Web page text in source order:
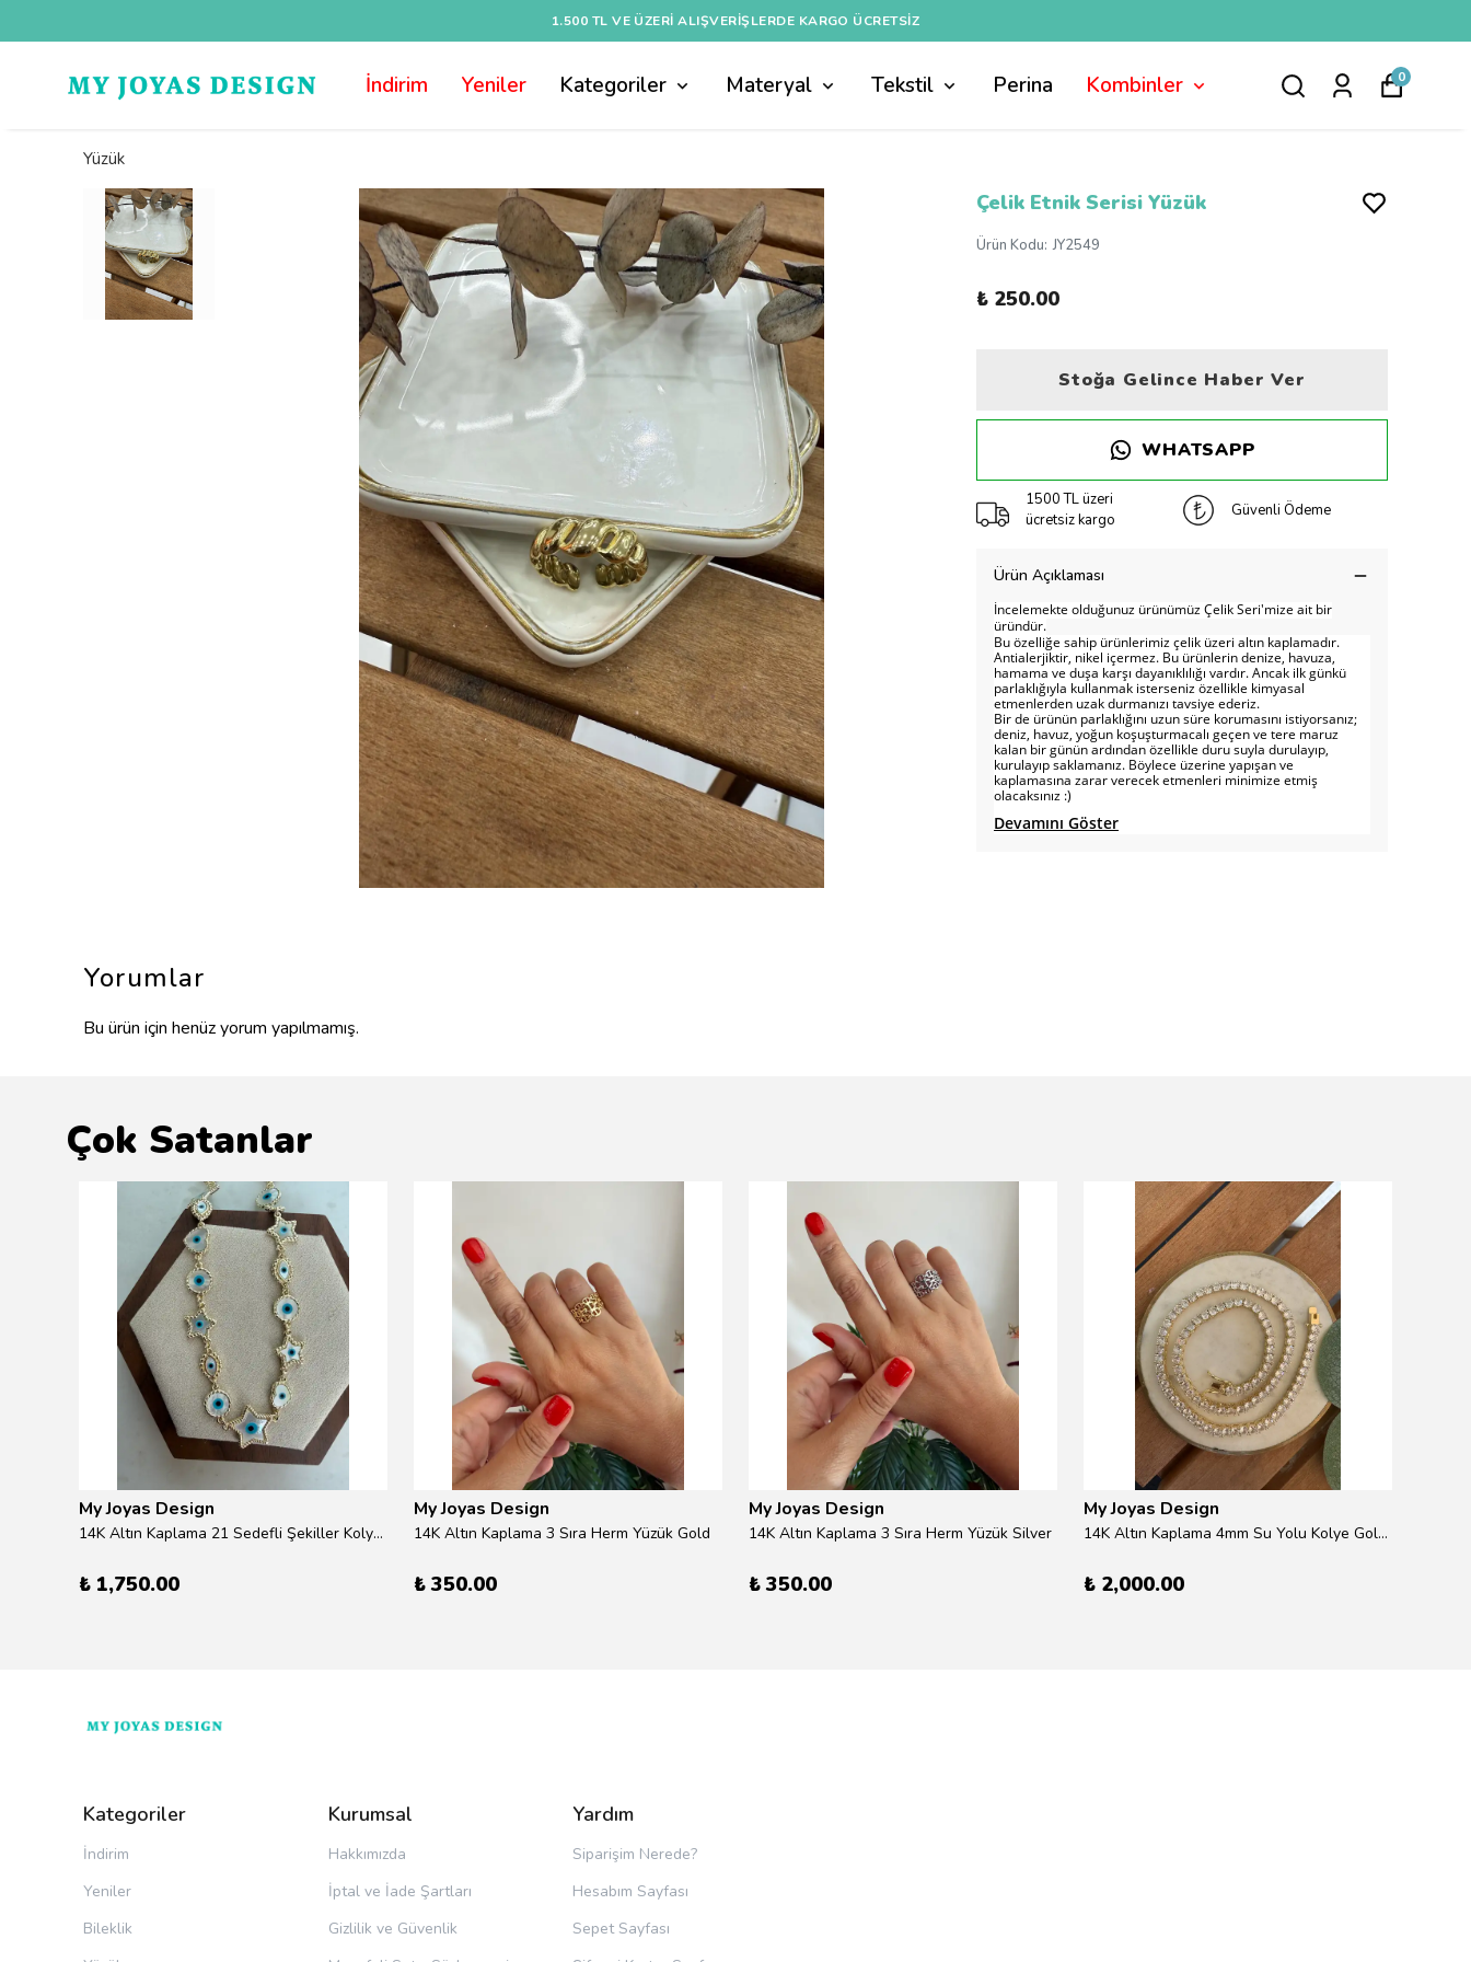
1.500 TL VE ÜZERI ALIŞVERIŞLERDE KARGO ÜCRETSİZ
İndirim Yeniler Kategoriler Materyal Tekstil Perina Kombinler 0
Yüzük
Çelik Etnik Serisi Yüzük
Ürün Kodu: JY2549
₺ 250.00
Stoğa Gelince Haber Ver
WHATSAPP
1500 TL üzeri
ücretsiz kargo
Güvenli Ödeme
Ürün Açıklaması
İncelemekte olduğunuz ürünümüz Çelik Seri'mize ait bir
üründür.
Bu özelliğe sahip ürünlerimiz çelik üzeri altın kaplamadır.
Antialerjiktir, nikel içermez. Bu ürünlerin denize, havuza,
hamama ve duşa karşı dayanıklılığı vardır. Ancak ilk günkü
parlaklığıyla kullanmak isterseniz özellikle kimyasal
etmenlerden uzak durmanızı tavsiye ederiz.
Bir de ürünün parlaklığını uzun süre korumasını istiyorsanız;
deniz, havuz, yoğun koşuşturmacalı geçen ve tere maruz
kalan bir günün ardından özellikle duru suyla durulayıp,
kurulayıp saklamanız. Böylece üzerine yapışan ve
kaplamasına zarar verecek etmenleri minimize etmiş
olacaksınız :)
Devamını Göster
Yorumlar
Bu ürün için henüz yorum yapılmamış.
Çok Satanlar
My Joyas Design
14K Altın Kaplama 21 Sedefli Şekiller Kolye 46cm
₺ 1,750.00
My Joyas Design
14K Altın Kaplama 3 Sıra Herm Yüzük Gold
₺ 350.00
My Joyas Design
14K Altın Kaplama 3 Sıra Herm Yüzük Silver
₺ 350.00
My Joyas Design
14K Altın Kaplama 4mm Su Yolu Kolye Gold 41cm
₺ 2,000.00
Kategoriler
İndirim
Yeniler
Bileklik
Kurumsal
Hakkımızda
İptal ve İade Şartları
Gizlilik ve Güvenlik
Yardım
Siparişim Nerede?
Hesabım Sayfası
Sepet Sayfası